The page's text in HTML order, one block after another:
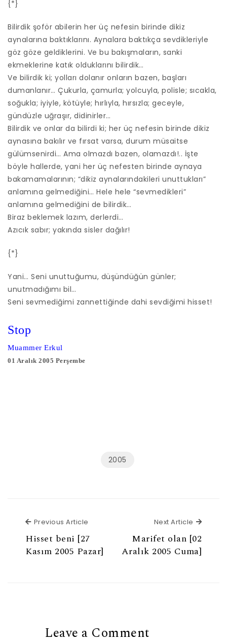
{*}
Bilirdik şoför abilerin her üç nefesin birinde dikiz
aynalarına baktıklarını. Aynalara baktıkça sevdikleriyle
göz göze geldiklerini. Ve bu bakışmaların, sanki
ekmeklerine katık olduklarını bilirdik…
Ve bilirdik ki; yolları dolanır onların bazen, başları
dumanlanır… Çukurla, çamurla; yolcuyla, polisle; sıcakla,
soğukla; iyiyle, kötüyle; hırlıyla, hırsızla; geceyle,
gündüzle uğraşır, didinirler…
Bilirdik ve onlar da bilirdi ki; her üç nefesin birinde dikiz
aynasına bakılır ve fırsat varsa, durum müsaitse
gülümsenirdi… Ama olmazdı bazen, olamazdı!.. İşte
böyle hallerde, yani her üç nefesten birinde aynaya
bakamamalarının; “dikiz aynalarındakileri unuttukları”
anlamına gelmediğini… Hele hele “sevmedikleri”
anlamına gelmediğini de bilirdik…
Biraz beklemek lazım, derlerdi…
Azıcık sabır; yakında sisler dağılır!
{*}
Yani… Seni unuttuğumu, düşündüğün günler;
unutmadığımı bil…
Seni sevmediğimi zannettiğinde dahi sevdiğimi hisset!
Stop
Muammer Erkul
01 Aralık 2005 Perşembe
2005
Previous Article
Hisset beni [27
Kasım 2005 Pazar]
Next Article Next
Marifet olan [02
Aralık 2005 Cuma]
Leave a Comment